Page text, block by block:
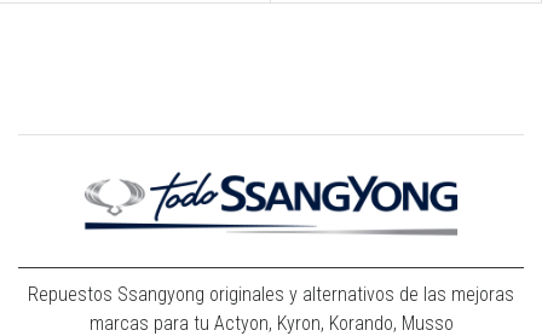
Repuestos Ssangyong originales y alternativos de las mejoras
marcas para tu Actyon, Kyron, Korando, Musso